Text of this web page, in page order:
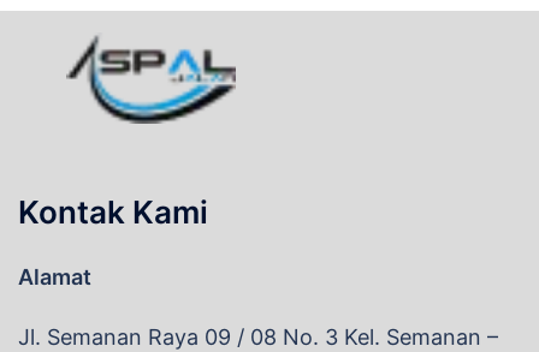
Kontak Kami
Alamat
Jl. Semanan Raya 09 / 08 No. 3 Kel. Semanan –